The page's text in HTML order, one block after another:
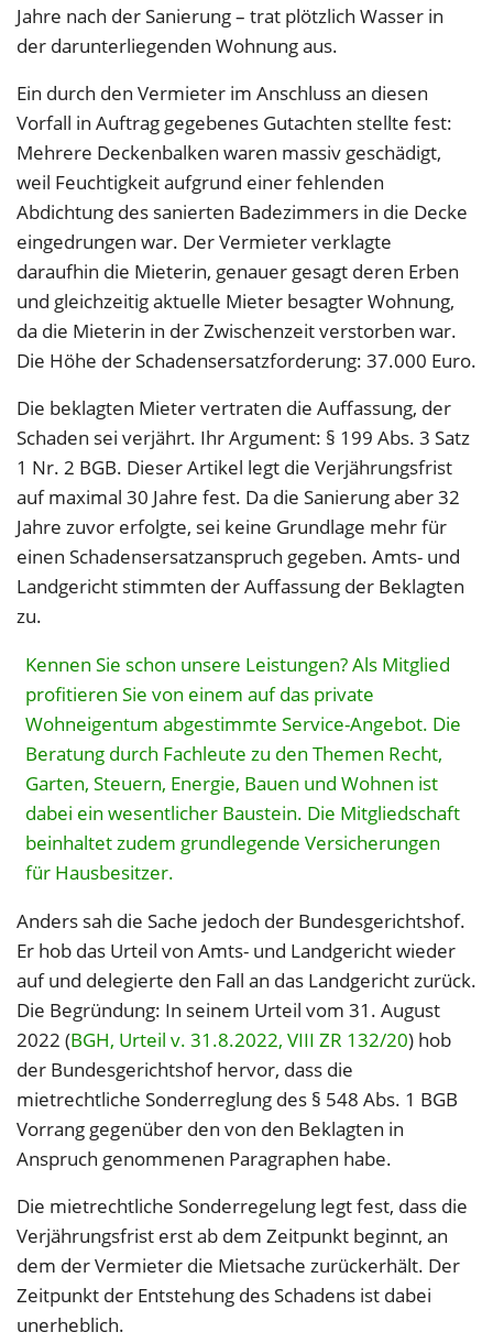
Jahre nach der Sanierung – trat plötzlich Wasser in
der darunterliegenden Wohnung aus.
Ein durch den Vermieter im Anschluss an diesen
Vorfall in Auftrag gegebenes Gutachten stellte fest:
Mehrere Deckenbalken waren massiv geschädigt,
weil Feuchtigkeit aufgrund einer fehlenden
Abdichtung des sanierten Badezimmers in die Decke
eingedrungen war. Der Vermieter verklagte
daraufhin die Mieterin, genauer gesagt deren Erben
und gleichzeitig aktuelle Mieter besagter Wohnung,
da die Mieterin in der Zwischenzeit verstorben war.
Die Höhe der Schadensersatzforderung: 37.000 Euro.
Die beklagten Mieter vertraten die Auffassung, der
Schaden sei verjährt. Ihr Argument: § 199 Abs. 3 Satz
1 Nr. 2 BGB. Dieser Artikel legt die Verjährungsfrist
auf maximal 30 Jahre fest. Da die Sanierung aber 32
Jahre zuvor erfolgte, sei keine Grundlage mehr für
einen Schadensersatzanspruch gegeben. Amts- und
Landgericht stimmten der Auffassung der Beklagten
zu.
Kennen Sie schon unsere Leistungen? Als Mitglied
profitieren Sie von einem auf das private
Wohneigentum abgestimmte Service-Angebot. Die
Beratung durch Fachleute zu den Themen Recht,
Garten, Steuern, Energie, Bauen und Wohnen ist
dabei ein wesentlicher Baustein. Die Mitgliedschaft
beinhaltet zudem grundlegende Versicherungen
für Hausbesitzer.
Anders sah die Sache jedoch der Bundesgerichtshof.
Er hob das Urteil von Amts- und Landgericht wieder
auf und delegierte den Fall an das Landgericht zurück.
Die Begründung: In seinem Urteil vom 31. August
2022 (BGH, Urteil v. 31.8.2022, VIII ZR 132/20) hob
der Bundesgerichtshof hervor, dass die
mietrechtliche Sonderreglung des § 548 Abs. 1 BGB
Vorrang gegenüber den von den Beklagten in
Anspruch genommenen Paragraphen habe.
Die mietrechtliche Sonderregelung legt fest, dass die
Verjährungsfrist erst ab dem Zeitpunkt beginnt, an
dem der Vermieter die Mietsache zurückerhält. Der
Zeitpunkt der Entstehung des Schadens ist dabei
unerheblich.